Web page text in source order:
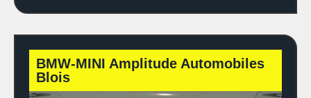
BMW-MINI Amplitude Automobiles
Blois